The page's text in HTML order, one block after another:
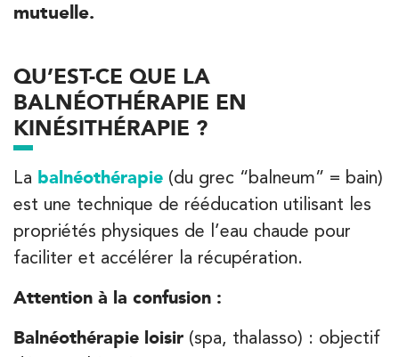
mutuelle.
QU’EST-CE QUE LA
BALNÉOTHÉRAPIE EN
KINÉSITHÉRAPIE ?
La balnéothérapie (du grec “balneum” = bain)
est une technique de rééducation utilisant les
propriétés physiques de l’eau chaude pour
faciliter et accélérer la récupération.
Attention à la confusion :
Balnéothérapie loisir (spa, thalasso) : objectif
Trouvez votre cabinet de
kinésithérapie IK